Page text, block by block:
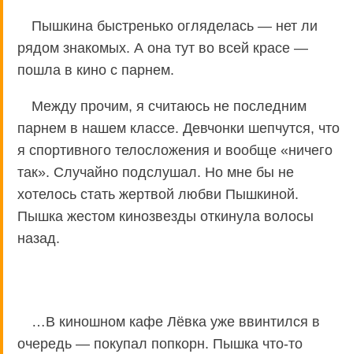
Пышкина быстренько огляделась — нет ли
рядом знакомых. А она тут во всей красе —
пошла в кино с парнем.
Между прочим, я считаюсь не последним
парнем в нашем классе. Девчонки шепчутся, что
я спортивного телосложения и вообще «ничего
так». Случайно подслушал. Но мне бы не
хотелось стать жертвой любви Пышкиной.
Пышка жестом кинозвезды откинула волосы
назад.
…В киношном кафе Лёвка уже ввинтился в
очередь — покупал попкорн. Пышка что-то